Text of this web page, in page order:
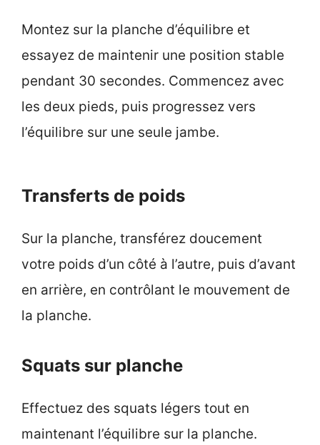
Montez sur la planche d’équilibre et
essayez de maintenir une position stable
pendant 30 secondes. Commencez avec
les deux pieds, puis progressez vers
l’équilibre sur une seule jambe.
Transferts de poids
Sur la planche, transférez doucement
votre poids d’un côté à l’autre, puis d’avant
en arrière, en contrôlant le mouvement de
la planche.
Squats sur planche
Effectuez des squats légers tout en
maintenant l’équilibre sur la planche.